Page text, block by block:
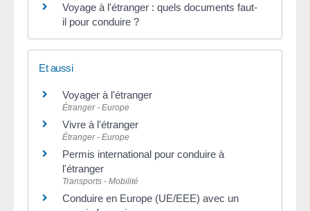
Voyage à l'étranger : quels documents faut-
il pour conduire ?
Et aussi
Voyager à l'étranger
Étranger - Europe
Vivre à l'étranger
Étranger - Europe
Permis international pour conduire à
l'étranger
Transports - Mobilité
Conduire en Europe (UE/EEE) avec un